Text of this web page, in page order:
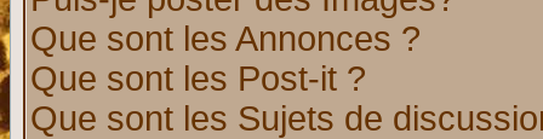
Que sont les Annonces ?
Que sont les Post-it ?
Que sont les Sujets de